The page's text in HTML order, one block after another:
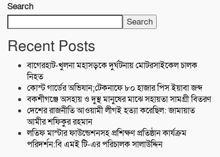
Search
Search
Recent Posts
বাগেরহাট-খুলনা মহাসড়কে ‌দুর্ঘটনায় মোটরসাইকেল চালক
নিহত
কোস্ট গার্ডের অভিযান;টেকনাফে ৮০ হাজার পিস ইয়াবা জব্দ
বকশীগঞ্জে অসহায় ও দুস্থ মানুষের মাঝে সহায়তা সামগ্রী বিতরণ
দেশের রাজনীতি আওয়ামী লীগই হত্যা করেছিল: জামায়াত
আমীর শফিকুর রহমান
লতিফ মাস্টার ফাউন্ডেশনসহ প্রশিক্ষণ প্রতিষ্ঠান কার্যক্রম
পরিদর্শন:বি এমই টি-এর পরিচালক সালাউদ্দিন